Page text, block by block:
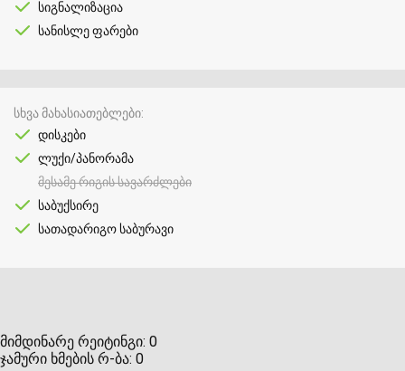
სიგნალიზაცია
სანისლე ფარები
სხვა მახასიათებლები
დისკები
ლუქი/პანორამა
მესამე რიგის სავარძლები
საბუქსირე
სათადარიგო საბურავი
მიმდინარე რეიტინგი: 0
ჯამური ხმების რ-ბა: 0